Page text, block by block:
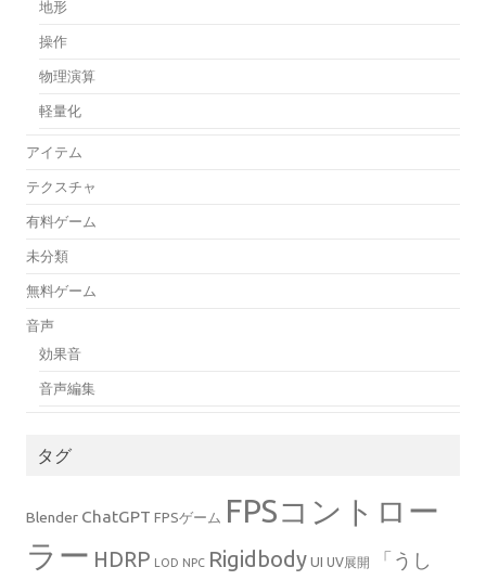
地形
操作
物理演算
軽量化
アイテム
テクスチャ
有料ゲーム
未分類
無料ゲーム
音声
効果音
音声編集
タグ
Blender ChatGPT FPSゲーム FPSコントロー
ラー HDRP LOD NPC Rigidbody UI UV展開
「うし